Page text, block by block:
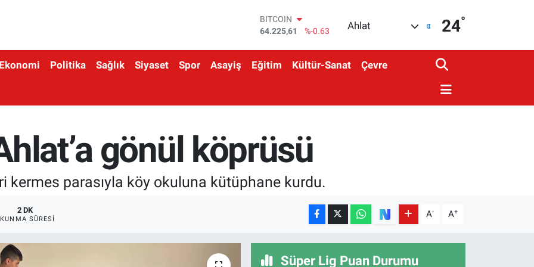
DOLAR
47,7143
%0.16
STERLİN
BITCOIN
64.225,61
Ahlat 24°
Ekonomi Politika Sağlık Siyaset Spor Asayiş Eğitim Kültür-Sanat Çevre
gönül köprüsü
kermes parasıyla köy okuluna kütüphane kurdu.
2 DK
SÜRESI A- A+
Süper Lig Puan Durumu